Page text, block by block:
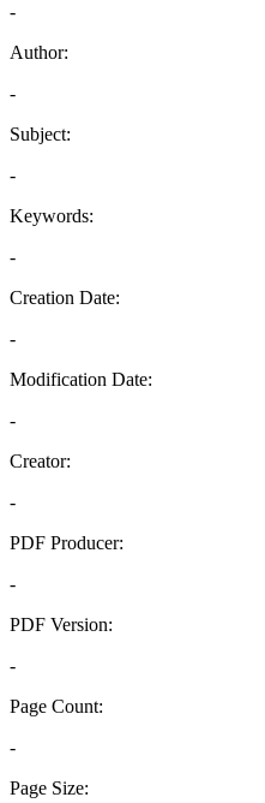
-
Author:
-
Subject:
-
Keywords:
-
Creation Date:
-
Modification Date:
-
Creator:
-
PDF Producer:
-
PDF Version:
-
Page Count:
-
Page Size: